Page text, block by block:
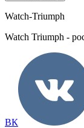
Watch-Triumph
Watch Triumph -
ВК